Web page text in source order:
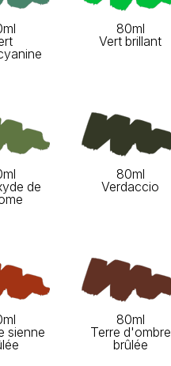
80ml
Vert brillant
de
80ml
Verdaccio
sienne
80ml
Terre d'ombre
brûlée